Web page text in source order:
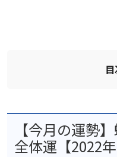
【今月の運勢
全体運【2022年